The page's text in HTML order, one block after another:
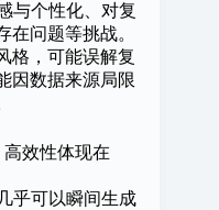
与个性化、对复
在问题等挑战。
格，可能误解复
因数据来源局限
效性体现在
乎可以瞬间生成